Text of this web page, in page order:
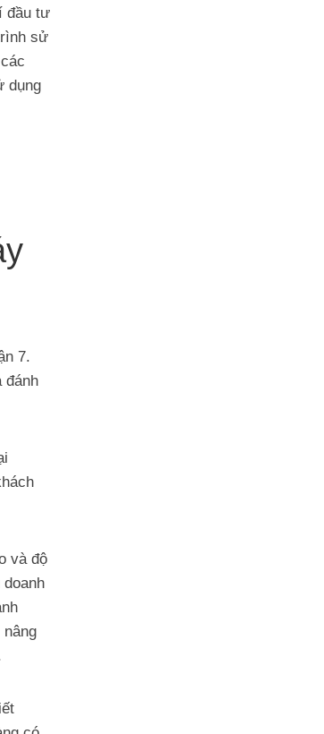
đầu tư
sử
dụng
7.
đánh
và độ